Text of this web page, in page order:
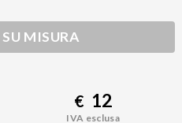
MISURA
€ 12
IVA esclusa